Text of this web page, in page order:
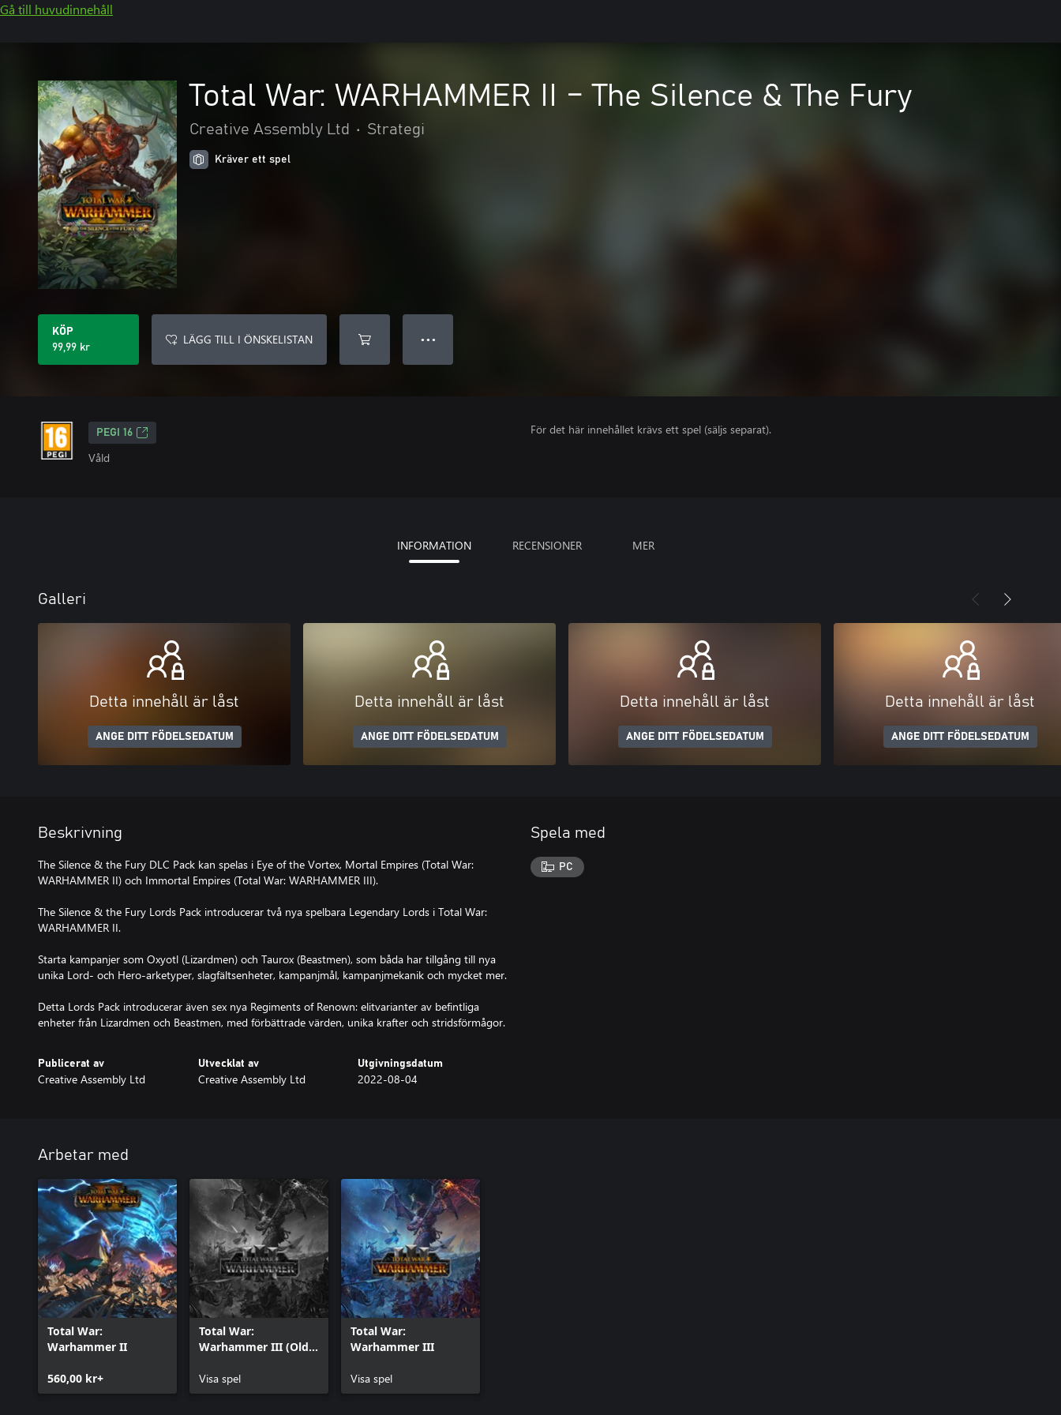
Gå till huvudinnehåll
Total War: WARHAMMER II – The Silence & The Fury
Creative Assembly Ltd • Strategi
Kräver ett spel
KÖP
99,99 kr
LÄGG TILL I ÖNSKELISTAN ● ● ●
PEGI 16
Våld
För det här innehållet krävs ett spel (säljs separat).
INFORMATION RECENSIONER MER
Galleri
Detta innehåll är låst
ANGE DITT FÖDELSEDATUM
Detta innehåll är låst
ANGE DITT FÖDELSEDATUM
Detta innehåll är låst
ANGE DITT FÖDELSEDATUM
Detta innehåll är låst
ANGE DITT FÖDELSEDATUM
Beskrivning
The Silence & the Fury DLC Pack kan spelas i Eye of the Vortex, Mortal Empires (Total War:
WARHAMMER II) och Immortal Empires (Total War: WARHAMMER III).
The Silence & the Fury Lords Pack introducerar två nya spelbara Legendary Lords i Total War:
WARHAMMER II.
Starta kampanjer som Oxyotl (Lizardmen) och Taurox (Beastmen), som båda har tillgång till nya
unika Lord- och Hero-arketyper, slagfältsenheter, kampanjmål, kampanjmekanik och mycket mer.
Detta Lords Pack introducerar även sex nya Regiments of Renown: elitvarianter av befintliga
enheter från Lizardmen och Beastmen, med förbättrade värden, unika krafter och stridsförmågor.
Publicerat av
Creative Assembly Ltd
Utvecklat av
Creative Assembly Ltd
Utgivningsdatum
2022-08-04
Spela med
PC
Arbetar med
Total War:
Warhammer II
560,00 kr+
Total War:
Warhammer III (Old
Visa spel
Total War:
Warhammer III
Visa spel